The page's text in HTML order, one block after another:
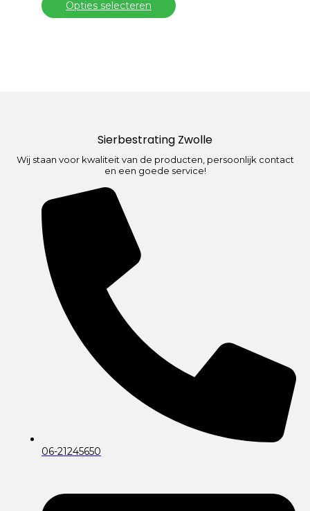
Opties selecteren
op
de
Sierbestrating Zwolle
Wij staan voor kwaliteit van de producten, persoonlijk contact
en een goede service!
06-21245650